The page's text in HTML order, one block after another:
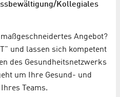
Kollegiales
Angebot?
und lassen sich kompetent
des Gesundheitsnetzwerks
um Ihre Gesund- und
Teams.